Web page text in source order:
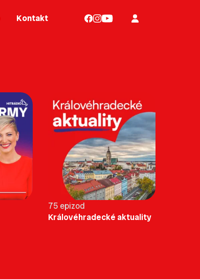
Kontakt
75 epizod
Královéhradecké aktuality